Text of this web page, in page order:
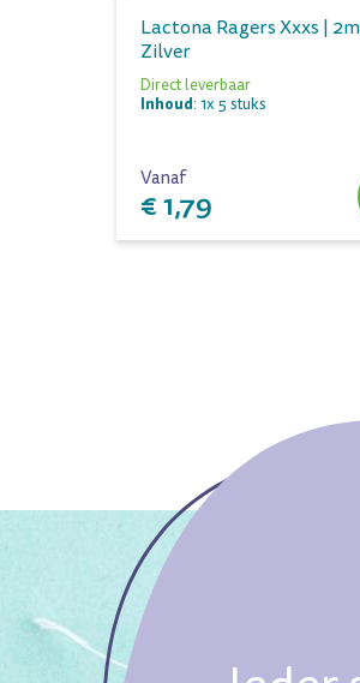
Lactona Ragers Xxxs |
Zilver
Direct leverbaar
Inhoud: 1x 5 stuks
Vanaf
€ 1,79